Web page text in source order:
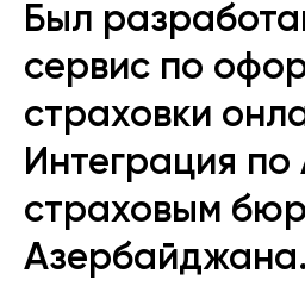
Был
сервис по
страховки
Интеграция по
страховым
Азербайджана.